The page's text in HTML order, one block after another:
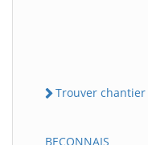
Trouver chantier
BECONNAIS